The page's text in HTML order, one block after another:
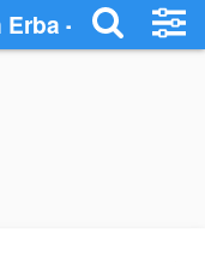
- Escuchar